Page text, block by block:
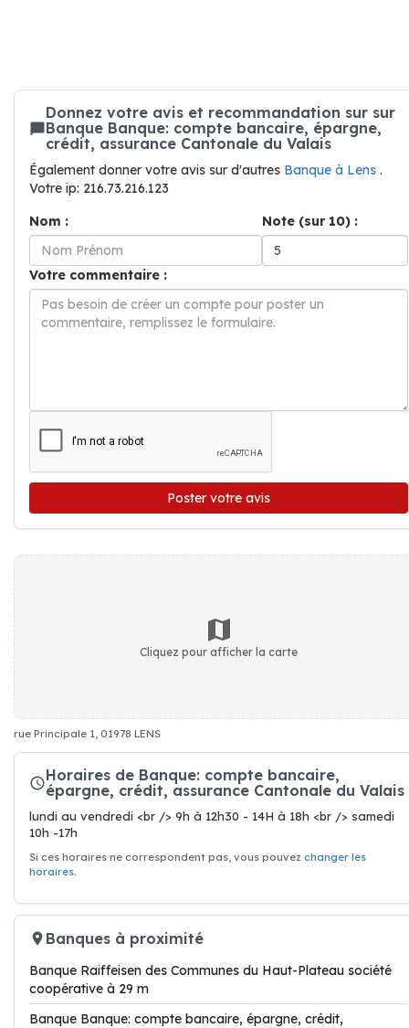
Donnez votre avis et recommandation sur sur
Banque Banque: compte bancaire, épargne,
crédit, assurance Cantonale du Valais
Également donner votre avis sur d'autres Banque à Lens .
Votre ip: 216.73.216.123
Nom :
Note (sur 10) :
Votre commentaire :
Poster votre avis
Cliquez pour afficher la carte
rue Principale 1, 01978 LENS
Horaires de Banque: compte bancaire,
épargne, crédit, assurance Cantonale du Valais
lundi au vendredi <br /> 9h à 12h30 - 14H à 18h <br /> samedi
10h -17h
Si ces horaires ne correspondent pas, vous pouvez changer les
horaires.
Banques à proximité
Banque Raiffeisen des Communes du Haut-Plateau société
coopérative à 29 m
Banque Banque: compte bancaire, épargne, crédit,